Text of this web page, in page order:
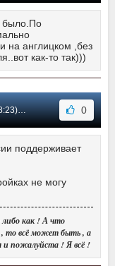
было.По
на англицком ,без
как-то так)))
#13 0
поддерживает
не могу
как ! А что
, то всё может быть , а
и пожалуйста ! Я всё !